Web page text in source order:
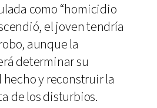
como “homicidio
el joven tendría
aunque la
determinar su
y reconstruir la
de los disturbios.